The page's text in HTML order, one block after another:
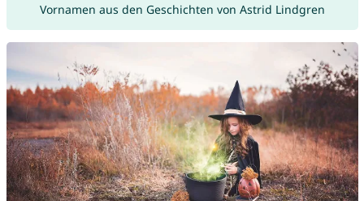
Vornamen aus den Geschichten von Astrid Lindgren